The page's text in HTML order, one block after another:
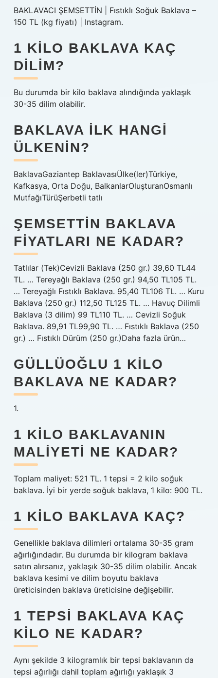
BAKLAVACI ŞEMSETTİN | Fıstıklı Soğuk Baklava –
150 TL (kg fiyatı) | Instagram.
1 KILO BAKLAVA KAÇ
DILIM?
Bu durumda bir kilo baklava alındığında yaklaşık
30-35 dilim olabilir.
BAKLAVA ILK HANGI
ÜLKENIN?
BaklavaGaziantep BaklavasıÜlke(ler)Türkiye,
Kafkasya, Orta Doğu, BalkanlarOluşturanOsmanlı
MutfağıTürüŞerbetli tatlı
ŞEMSETTIN BAKLAVA
FIYATLARI NE KADAR?
Tatlılar (Tek)Cevizli Baklava (250 gr.) 39,60 TL44
TL. … Tereyağlı Baklava (250 gr.) 94,50 TL105 TL.
… Tereyağlı Fıstıklı Baklava. 95,40 TL106 TL. … Kuru
Baklava (250 gr.) 112,50 TL125 TL. … Havuç Dilimli
Baklava (3 dilim) 99 TL110 TL. … Cevizli Soğuk
Baklava. 89,91 TL99,90 TL. … Fıstıklı Baklava (250
gr.) … Fıstıklı Dürüm (250 gr.)Daha fazla ürün…
GÜLLÜOĞLU 1 KILO
BAKLAVA NE KADAR?
1.
1 KILO BAKLAVANIN
MALIYETI NE KADAR?
Toplam maliyet: 521 TL. 1 tepsi = 2 kilo soğuk
baklava. İyi bir yerde soğuk baklava, 1 kilo: 900 TL.
1 KILO BAKLAVA KAÇ?
Genellikle baklava dilimleri ortalama 30-35 gram
ağırlığındadır. Bu durumda bir kilogram baklava
satın alırsanız, yaklaşık 30-35 dilim olabilir. Ancak
baklava kesimi ve dilim boyutu baklava
üreticisinden baklava üreticisine değişebilir.
1 TEPSI BAKLAVA KAÇ
KILO NE KADAR?
Aynı şekilde 3 kilogramlık bir tepsi baklavanın da
tepsi ağırlığı dahil toplam ağırlığı yaklaşık 3